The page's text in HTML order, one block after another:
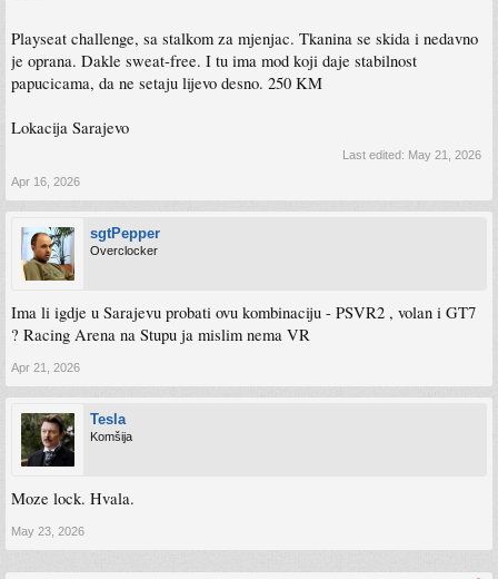
Playseat challenge, sa stalkom za mjenjac. Tkanina se skida i nedavno
je oprana. Dakle sweat-free. I tu ima mod koji daje stabilnost
papucicama, da ne setaju lijevo desno. 250 KM
Lokacija Sarajevo
Last edited: May 21, 2026
Apr 16, 2026
sgtPepper
Overclocker
Ima li igdje u Sarajevu probati ovu kombinaciju - PSVR2 , volan i GT7
? Racing Arena na Stupu ja mislim nema VR
Apr 21, 2026
Tesla
Komšija
Moze lock. Hvala.
May 23, 2026